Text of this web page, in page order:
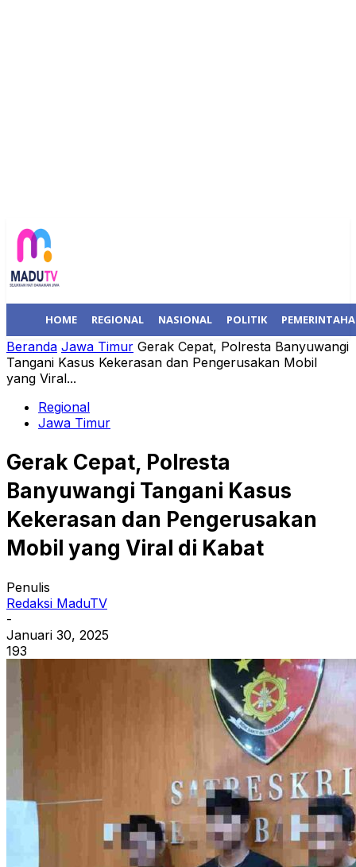
HOME REGIONAL NASIONAL POLITIK
Beranda Jawa Timur Gerak Cepat, Polresta Banyuwangi
Tangani Kasus Kekerasan dan Pengerusakan Mobil
yang Viral...
Regional
Jawa Timur
Gerak Cepat, Polresta
Banyuwangi Tangani Kasus
Kekerasan dan Pengerusakan
Mobil yang Viral di Kabat
Penulis
Redaksi MaduTV
-
Januari 30, 2025
193